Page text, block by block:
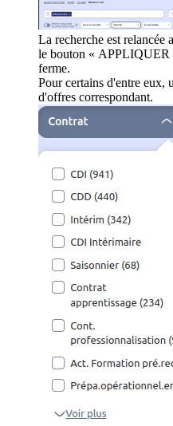
La recherche est relancée
le bouton «
ferme.
Pour certains d'entre eux,
d'offres correspondant.